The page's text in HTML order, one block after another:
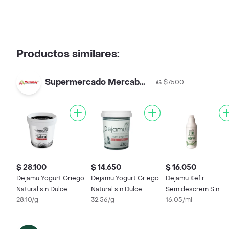
Productos similares:
Supermercado Mercaboy $7500
$ 28.100
Dejamu Yogurt Griego
Natural sin Dulce
28.10/g
$ 14.650
Dejamu Yogurt Griego
Natural sin Dulce
32.56/g
$ 16.050
Dejamu Kefir
Semidescrem Sin
Dulce Natur
16.05/ml